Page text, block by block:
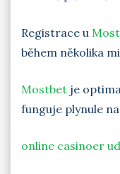
Registrace u
během několika
Mostbet je
funguje plynule
online casinoer